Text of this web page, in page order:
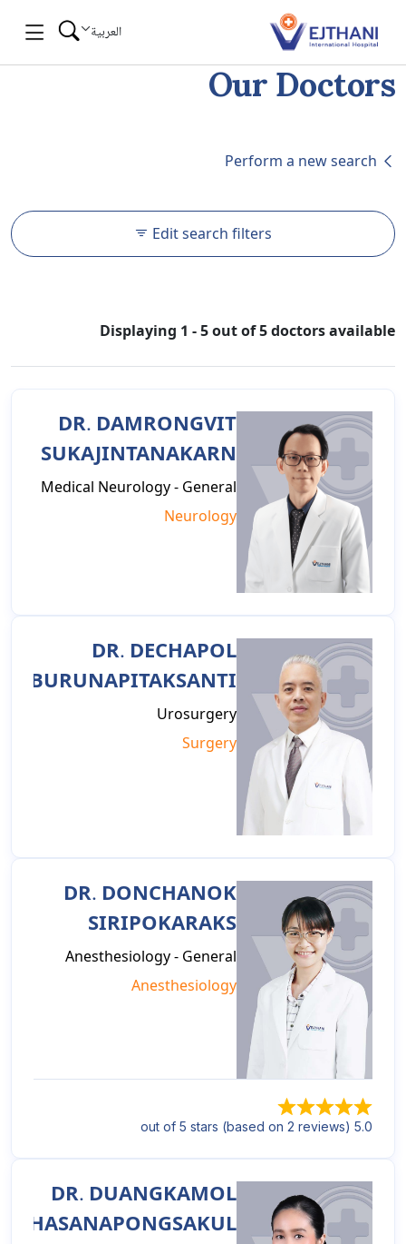
العربية
Our Doctors
Edit search filters
Displaying 1 - 5 out of 5 doctors available
DR. DAMRONGVIT
SUKAJINTANAKARN
Medical Neurology - General
Neurology
DR. DECHAPOL
BURUNAPITAKSANTI
Urosurgery
Surgery
DR. DONCHANOK
SIRIPOKARAKS
Anesthesiology - General
Anesthesiology
5.0 out of 5 stars (based on 2 reviews)
DR. DUANGKAMOL
THASANAPONGSAKUL